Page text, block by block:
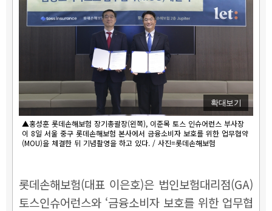
확대보기
▲홍성훈 롯데손해보험 장기총괄장(왼쪽), 이준목 토스 인슈어런스 부사장
이 8일 서울 중구 롯데손해보험 본사에서 금융소비자 보호를 위한 업무협약
(MOU)을 체결한 뒤 기념촬영을 하고 있다. / 사진=롯데손해보험
롯데손해보험(대표 이은호)은 법인보험대리점(GA)
토스인슈어런스와 ‘금융소비자 보호를 위한 업무협